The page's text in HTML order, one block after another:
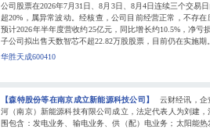
公司股票在2026年7月31日、8月3日、8月4日连续三个交易
超20%，属异常波动。经核查，公司目前经营正常，不存
预计2026年半年度营收约25亿元，同比增长约10.5%，净亏
子公司拟出售天数智芯不超22.82万股股票，目前仍在实施期
华胜天成600410
【森特股份等在南京成立新能源科技公司】
云财经讯，企
河（南京）新能源科技有限公司成立，法定代表人为刘建
围包含：发电业务、输电业务、供（配）电业务；太阳能